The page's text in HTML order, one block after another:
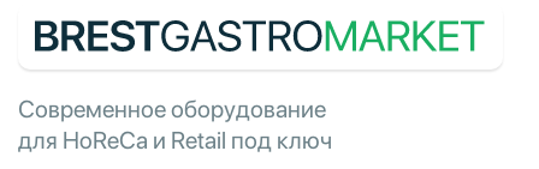
Современное оборудование
для HoReCa и Retail под ключ